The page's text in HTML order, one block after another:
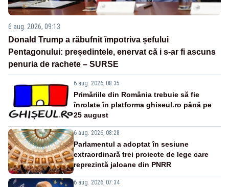
6 aug. 2026, 09:13
Donald Trump a răbufnit împotriva șefului
Pentagonului: președintele, enervat că i s-ar fi ascuns
penuria de rachete – SURSE
6 aug. 2026, 08:35
Primăriile din România trebuie să fie
înrolate în platforma ghiseul.ro până pe
25 august
6 aug. 2026, 08:28
Parlamentul a adoptat în sesiune
extraordinară trei proiecte de lege care
reprezintă jaloane din PNRR
6 aug. 2026, 07:34